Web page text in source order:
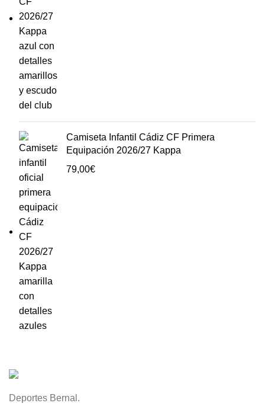
Camiseta Infantil Cádiz CF Primera
Equipación 2026/27 Kappa
79,00€
Deportes Bernal.